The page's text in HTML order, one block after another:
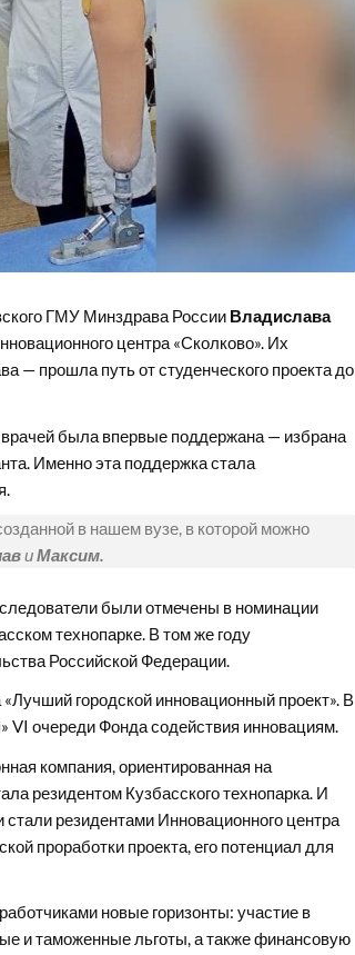
ГМУ Минздрава России Владислава
центра «Сколково». Их
— прошла путь от студенческого проекта до
была впервые поддержана — избрана
Именно эта поддержка стала
в нашем вузе, в которой можно
иМаксим.
были отмечены в номинации
технопарке. В том же году
Российской Федерации.
городской инновационный проект». В
VI очереди Фонда содействия инновациям.
компания, ориентированная на
резидентом Кузбасского технопарка. И
резидентами Инновационного центра
проработки проекта, его потенциал для
новые горизонты: участие в
и таможенные льготы, а также финансовую